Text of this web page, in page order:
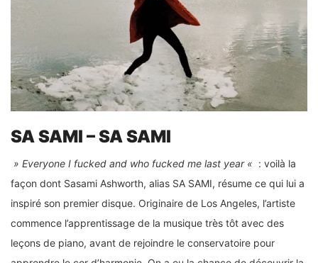
SA SAMI – SA SAMI
» Everyone I fucked and who fucked me last year « : voilà la
façon dont Sasami Ashworth, alias SA SAMI, résume ce qui lui a
inspiré son premier disque. Originaire de Los Angeles, l’artiste
commence l’apprentissage de la musique très tôt avec des
leçons de piano, avant de rejoindre le conservatoire pour